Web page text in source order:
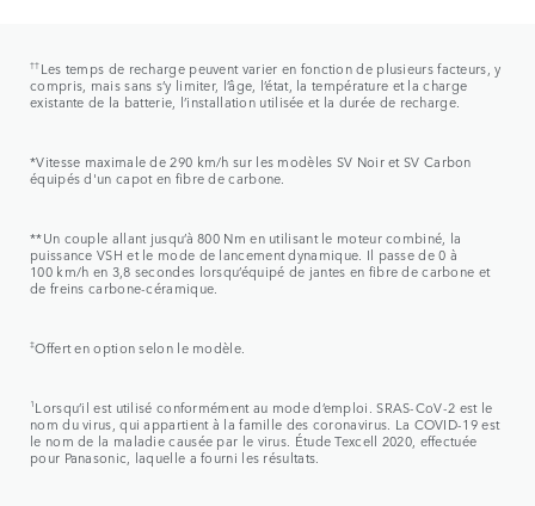
†† Les temps de recharge peuvent varier en fonction de plusieurs facteurs, y
compris, mais sans s’y limiter, l’âge, l’état, la température et la charge
existante de la batterie, l’installation utilisée et la durée de recharge.
*Vitesse maximale de 290 km/h sur les modèles SV Noir et SV Carbon
équipés d'un capot en fibre de carbone.
**Un couple allant jusqu’à 800 Nm en utilisant le moteur combiné, la
puissance VSH et le mode de lancement dynamique. Il passe de 0 à
100 km/h en 3,8 secondes lorsqu’équipé de jantes en fibre de carbone et
de freins carbone-céramique.
‡Offert en option selon le modèle.
1 Lorsqu’il est utilisé conformément au mode d’emploi. SRAS-CoV-2 est le
nom du virus, qui appartient à la famille des coronavirus. La COVID-19 est
le nom de la maladie causée par le virus. Étude Texcell 2020, effectuée
pour Panasonic, laquelle a fourni les résultats.